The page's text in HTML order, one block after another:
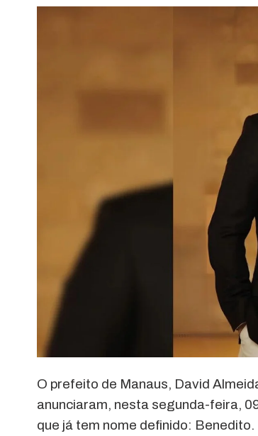
O prefeito de Manaus, David
anunciaram, nesta segunda-feira,
que já tem nome definido: Benedito.